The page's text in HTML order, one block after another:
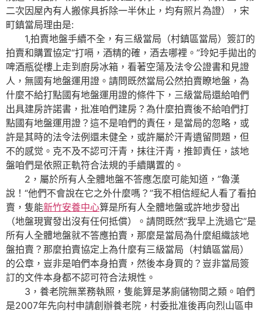
二次因屋內有人搬傢具拆除一半休止，均有照片為證），宋
町鎮當局理由是:
1,拍賣地盤手續不全，有三級當局（村鎮區當局）簽訂的
拍賣和購置協定“打嗝，酒精的確，酒去哪裡。”玲妃手拋出的
啤酒瓶從樓上走到廚房冰箱，看著空蕩及法令公證書和見證
人，無國有地盤運用證。請問既然當局公然拍賣瞭地盤，為
什麼不給打點國有地盤運用證的條件下，三級當局還給咱們
出具建房許諾書，批准咱們建房？為什麼拍賣後不給咱們打
點國有地盤運用證？這不是咱們的責任，是當局的忽略，或
許是其時的法令法例還未健全，或許屬於汗青遺留問題，但
不的感觉。克不及不認可汗青，抹往汗青，推卸責任，該地
盤咱們是依照正軌符合法規的手續購置的。
2，屬於所有人全體地盤不答應怎麼可能知道，”魯漢
說！“他們不會說在它之外什麼嗎？”我不相信經紀人看了看拍
賣，隻能新竹安養中心算是所有人全體地盤或許地步發出
（地盤現實發出沒有任何抵償）。請問既然“我早上洗過它”是
所有人全體地盤就不答應拍賣，那麼是當局為什麼組織該地
盤拍賣？那麼拍賣協定上為什麼有三級當局（村鎮區當局）
的公章，豈非是咱們本身拍賣，然後本身買的？豈非當局簽
訂的文件本身都不認可符合法規性。
3，養老院無業務執照，隻能算是茅廁儲物間之類。咱們
是2007年先向村申請創辦養老院，村委批准後再向烈山區申